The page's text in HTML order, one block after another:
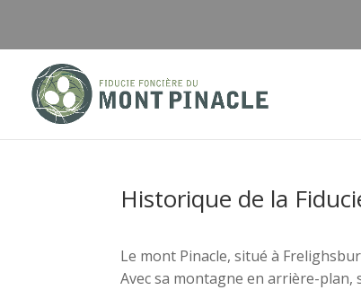
Historique de la
Le mont Pinacle, situé à
Avec sa montagne en arrière-